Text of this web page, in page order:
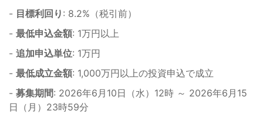
- 目標利回り : 8.2%（税引前）
- 最低申込金額: 1万円以上
- 追加申込単位: 1万円
- 最低成立金額: 1,000万円以上の投資申込で成立
- 募集期間: 2026年6月10日（水）12時 ～ 2026年6月15
日（月）23時59分